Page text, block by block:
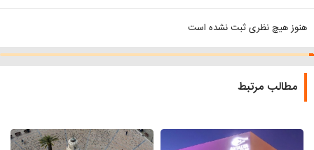
هنوز هیچ نظری ثبت نشده است
مطالب مرتبط